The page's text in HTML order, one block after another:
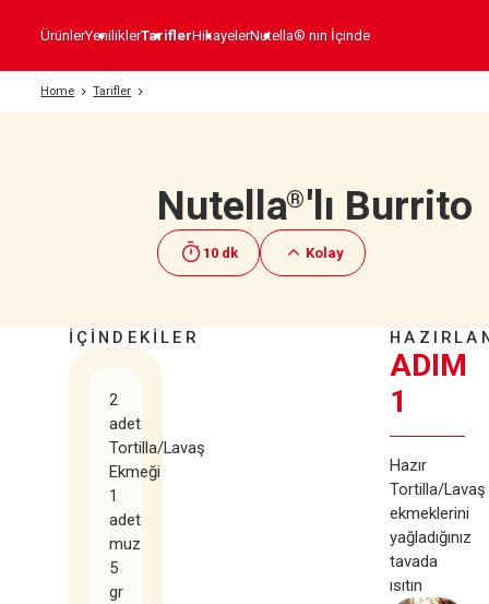
ÜrünlerYeniliklerTariflerHikayelerNutella® nın İçinde
Home Tarifler
Nutella®'lı Burrito
10 dk Kolay
İÇİNDEKİLER
2
adet
Tortilla/Lavaş
Ekmeği
1
adet
muz
5
gr
ADIM
1
Hazır
Tortilla/Lavaş
ekmeklerini
yağladığınız
tavada
ısıtın